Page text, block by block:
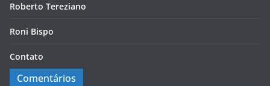
Roberto Tereziano
Roni Bispo
Contato
Comentários